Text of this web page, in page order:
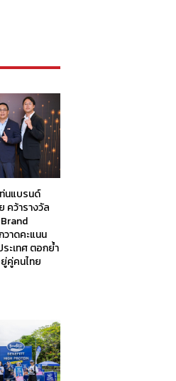
นแบรนด์
คว้ารางวัล
าดคะแนน
ะเทศ ตอกย้ำ
คู่คนไทย